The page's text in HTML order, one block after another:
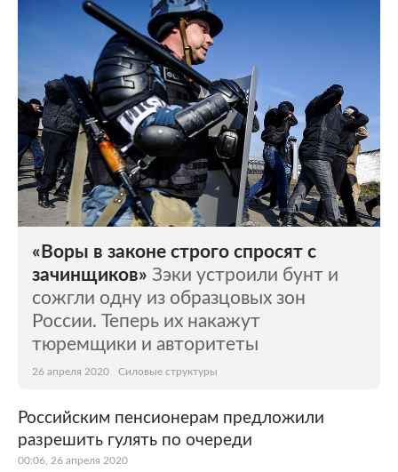
«Воры в законе строго спросят с
зачинщиков» Зэки устроили бунт и
сожгли одну из образцовых зон
России. Теперь их накажут
тюремщики и авторитеты
26 апреля 2020 Силовые структуры
Российским пенсионерам предложили
разрешить гулять по очереди
00:06, 26 апреля 2020